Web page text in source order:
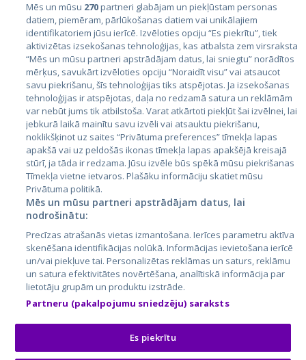
Страны
Эстония
Латвия
Литва
City24.lv
City24.ee
GetaPro.lv
GetaPro.ee
Skelbiu.lt
Autoplius.lt
Aruodas.lt
CVbankas.lt
Kainos.lt
Paslaugos.lt
auto24.ee
Osta.ee
KuldneBörs.ee
Mēs un mūsu 270partneri glabājam un piekļūstam personas
datiem, piemēram, pārlūkošanas datiem vai unikālajiem
identifikatoriem jūsu ierīcē. Izvēloties opciju “Es piekrītu”, tiek
aktivizētas izsekošanas tehnoloģijas, kas atbalsta zem virsraksta
“Mēs un mūsu partneri apstrādājam datus, lai sniegtu” norādītos
mērķus, savukārt izvēloties opciju “Noraidīt visu” vai atsaucot
savu piekrišanu, šīs tehnoloģijas tiks atspējotas. Ja izsekošanas
tehnoloģijas ir atspējotas, daļa no redzamā satura un reklāmām
var nebūt jums tik atbilstoša. Varat atkārtoti piekļūt šai izvēlnei, lai
jebkurā laikā mainītu savu izvēli vai atsauktu piekrišanu,
noklikšķinot uz saites “Privātuma preferences” tīmekļa lapas
apakšā vai uz peldošās ikonas tīmekļa lapas apakšējā kreisajā
stūrī, ja tāda ir redzama. Jūsu izvēle būs spēkā mūsu piekrišanas
Tīmekļa vietne ietvaros. Plašāku informāciju skatiet mūsu
Privātuma politikā.
Mēs un mūsu partneri apstrādājam datus, lai
nodrošinātu:
Precīzas atrašanās vietas izmantošana. Ierīces parametru aktīva
skenēšana identifikācijas nolūkā. Informācijas ievietošana ierīcē
un/vai piekļuve tai. Personalizētas reklāmas un saturs, reklāmu
un satura efektivitātes novērtēšana, analītiskā informācija par
lietotāju grupām un produktu izstrāde.
Partneru (pakalpojumu sniedzēju) saraksts
Es piekrītu